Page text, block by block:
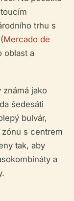
trhu s
Mercado de
oblast a
známá jako
šedesáti
bulvár,
s centrem
tak, aby
a